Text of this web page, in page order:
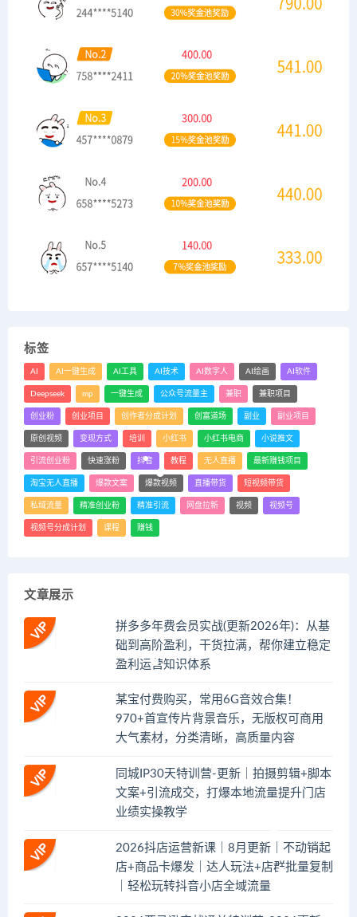
标签
AI AI一键生成 AI工具 AI技术 AI数字人 AI绘画 AI软件
Deepseek mp 一键生成 公众号流量主 兼职 兼职项目
创业粉 创业项目 创作者分成计划 创富道场 副业 副业项目
原创视频 变现方式 培训 小红书 小红书电商 小说推文
引流创业粉 快速涨粉 抖音 教程 无人直播 最新赚钱项目
淘宝无人直播 爆款文案 爆款视频 直播带货 短视频带货
私域流量 精准创业粉 精准引流 网盘拉新 视频 视频号
视频号分成计划 课程 赚钱
文章展示
拼多多年费会员实战(更新2026年)：从基
础到高阶盈利，干货拉满，帮你建立稳定
盈利运营知识体系
某宝付费购买，常用6G音效合集！
970+首宣传片背景音乐，无版权可商用
大气素材，分类清晰，高质量内容
同城IP30天特训营-更新｜拍摄剪辑+脚本
文案+引流成交，打爆本地流量提升门店
业绩实操教学
2026抖店运营新课｜8月更新｜不动销起
店+商品卡爆发｜达人玩法+店群批量复制
｜轻松玩转抖音小店全域流量